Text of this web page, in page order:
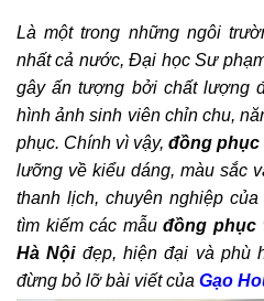
Là một trong những ngôi
nhất cả nước, Đại học Sư
gây ấn tượng bởi chất lượng
hình ảnh sinh viên chỉn chu,
phục. Chính vì vậy,đồng phục
lưỡng về kiểu dáng, màu sắc
thanh lịch, chuyên nghiệp
tìm kiếm các mẫuđồng phục
Hà Nội đẹp, hiện đại và phù
đừng bỏ lỡ bài viết của Gạo